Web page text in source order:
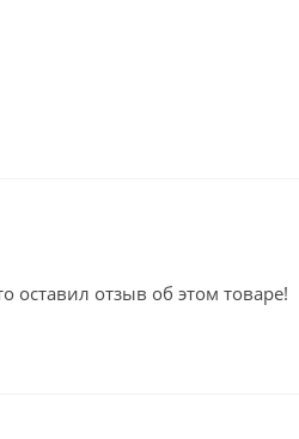
оставил отзыв об этом товаре!